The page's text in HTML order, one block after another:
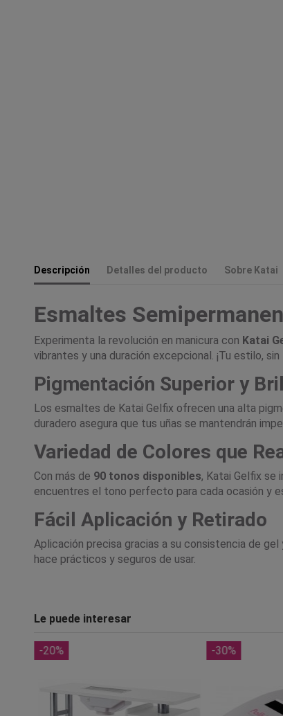
Descripción Detalles del producto Sobre Katai
Esmaltes
Experimenta la revolución en manicura con Katai
vibrantes y una duración excepcional. ¡Tu estilo,
Pigmentación Superior y
Los esmaltes de Katai Gelfix ofrecen una alta
duradero asegura que tus uñas se mantendrán
Variedad de Colores que
Con más de 90 tonos disponibles, Katai Gelfix se
encuentres el tono perfecto para cada ocasión y
Fácil Aplicación y Retirado
Aplicación precisa gracias a su consistencia de
hace prácticos y seguros de usar.
Le puede interesar
-20% -30%